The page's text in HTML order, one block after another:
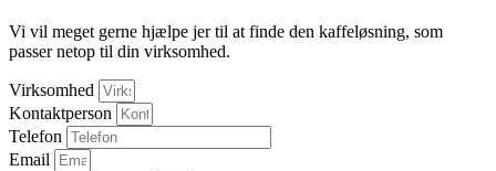
Vi vil meget gerne hjælpe jer til at finde den kaffeløsning, som
passer netop til din virksomhed.
Virksomhed
Kontaktperson
Telefon
Email